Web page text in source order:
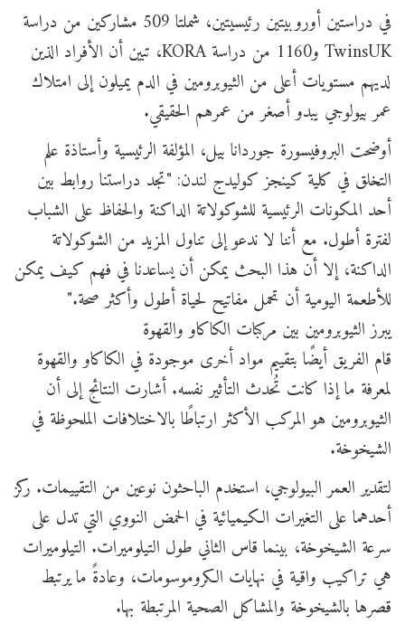
في دراستين أوروبيتين رئيسيتين، شملتا 509 مشاركين من دراسة
TwinsUK و1160 من دراسة KORA، تبين أن الأفراد الذين
لديهم مستويات أعلى من الثيوبرومين في الدم يميلون إلى امتلاك
عمر بيولوجي يبدو أصغر من عمرهم الحقيقي.
أوضحت البروفيسورة جوردانا بيل، المؤلفة الرئيسية وأستاذة علم
التخلق في كلية كينجز كوليدج لندن: "تجد دراستنا روابط بين
أحد المكونات الرئيسية للشوكولاتة الداكنة والحفاظ على الشباب
لفترة أطول. مع أننا لا ندعو إلى تناول المزيد من الشوكولاتة
الداكنة، إلا أن هذا البحث يمكن أن يساعدنا في فهم كيف يمكن
للأطعمة اليومية أن تحمل مفاتيح لحياة أطول وأكثر صحة."
يبرز الثيوبرومين بين مركبات الكاكاو والقهوة
قام الفريق أيضًا بتقييم مواد أخرى موجودة في الكاكاو والقهوة
لمعرفة ما إذا كانت تُحدث التأثير نفسه. أشارت النتائج إلى أن
الثيوبرومين هو المركب الأكثر ارتباطًا بالاختلافات الملحوظة في
الشيخوخة.
لتقدير العمر البيولوجي، استخدم الباحثون نوعين من التقييمات. ركز
أحدهما على التغيرات الكيميائية في الحمض النووي التي تدل على
سرعة الشيخوخة، بينما قاس الثاني طول التيلوميرات. التيلوميرات
هي تراكيب واقية في نهايات الكروموسومات، وعادةً ما يرتبط
قصرها بالشيخوخة والمشاكل الصحية المرتبطة بها.